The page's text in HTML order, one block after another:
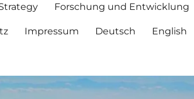
Forschung und Entwicklung
Impressum Deutsch English